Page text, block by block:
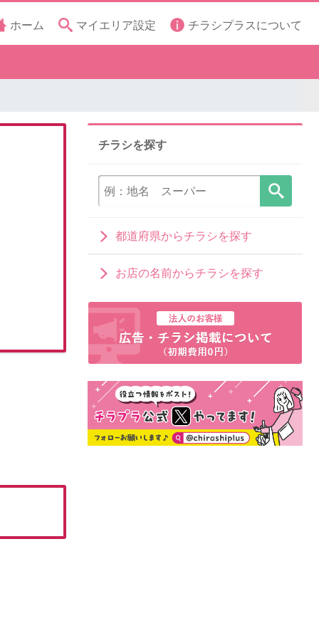
ホーム マイエリア設定 チラシプラスについて
チラシを探す
都道府県からチラシを探す
お店の名前からチラシを探す